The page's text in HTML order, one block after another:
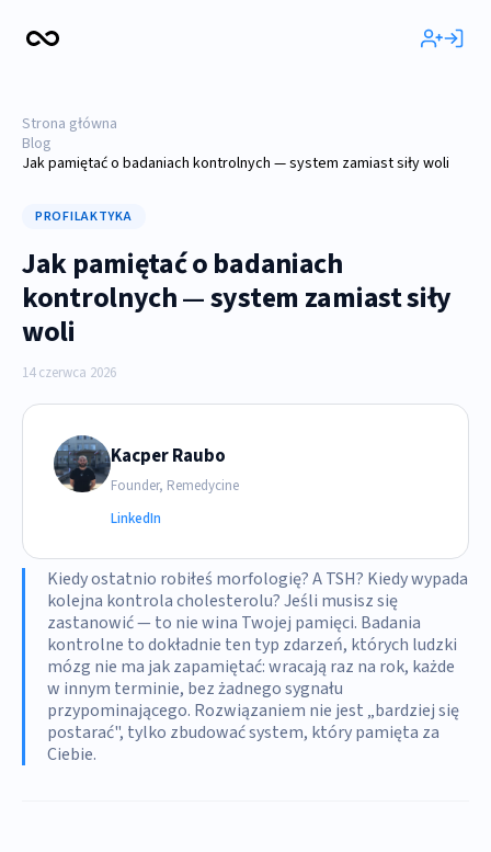
Strona główna
Blog
Jak pamiętać o badaniach kontrolnych — system zamiast siły woli
PROFILAKTYKA
Jak pamiętać o badaniach
kontrolnych — system zamiast siły
woli
14 czerwca 2026
Kacper Raubo
Founder, Remedycine
LinkedIn
Kiedy ostatnio robiłeś morfologię? A TSH? Kiedy wypada
kolejna kontrola cholesterolu? Jeśli musisz się
zastanowić — to nie wina Twojej pamięci. Badania
kontrolne to dokładnie ten typ zdarzeń, których ludzki
mózg nie ma jak zapamiętać: wracają raz na rok, każde
w innym terminie, bez żadnego sygnału
przypominającego. Rozwiązaniem nie jest „bardziej się
postarać", tylko zbudować system, który pamięta za
Ciebie.